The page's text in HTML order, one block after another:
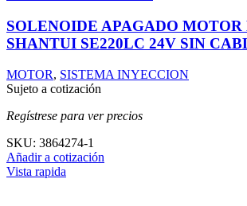
SOLENOIDE APAGADO MOTOR
SHANTUI SE220LC 24V SIN
MOTOR, SISTEMA INYECCION
Sujeto a cotización
Regístrese para ver precios
SKU: 3864274-1
Añadir a cotización
Vista rapida